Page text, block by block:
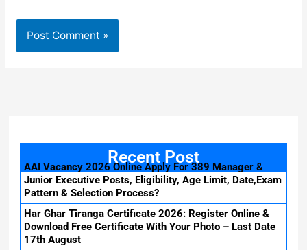
Recent Post
AAI Vacancy 2026 Online Apply For 389 Manager &
Junior Executive Posts, Eligibility, Age Limit, Date,Exam
Pattern & Selection Process?
Har Ghar Tiranga Certificate 2026: Register Online &
Download Free Certificate With Your Photo – Last Date
17th August